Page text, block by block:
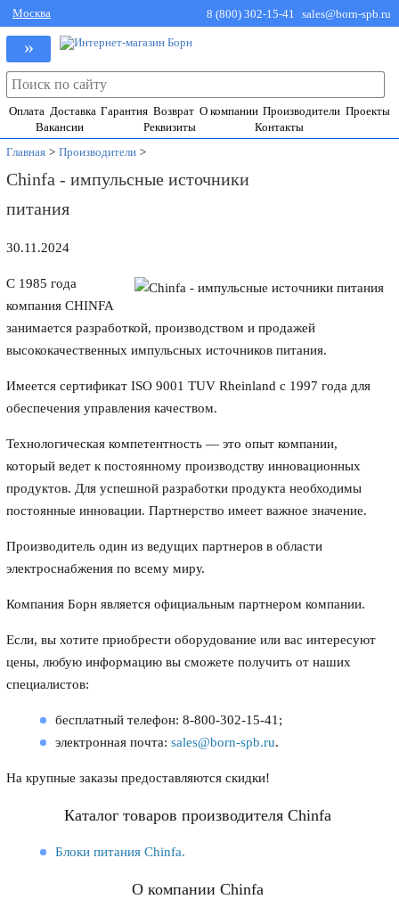
Москва 8 (800) 302-15-41 sales@born-spb.ru
»
Оплата Доставка Гарантия Возврат О компании Производители Проекты
Вакансии
Реквизиты
Контакты
Главная > Производители >
Chinfa - импульсные источники
питания
30.11.2024
С 1985 года
компания CHINFA
занимается разработкой, производством и продажей
высококачественных импульсных источников питания.
Имеется сертификат ISO 9001 TUV Rheinland с 1997 года для
обеспечения управления качеством.
Технологическая компетентность — это опыт компании,
который ведет к постоянному производству инновационных
продуктов. Для успешной разработки продукта необходимы
постоянные инновации. Партнерство имеет важное значение.
Производитель один из ведущих партнеров в области
электроснабжения по всему миру.
Компания Борн является официальным партнером компании.
Если, вы хотите приобрести оборудование или вас интересуют
цены, любую информацию вы сможете получить от наших
специалистов:
бесплатный телефон: 8-800-302-15-41;
электронная почта:sales@born-spb.ru.
На крупные заказы предоставляются скидки!
Каталог товаров производителя Chinfa
Блоки питания Chinfa.
О компании Chinfa